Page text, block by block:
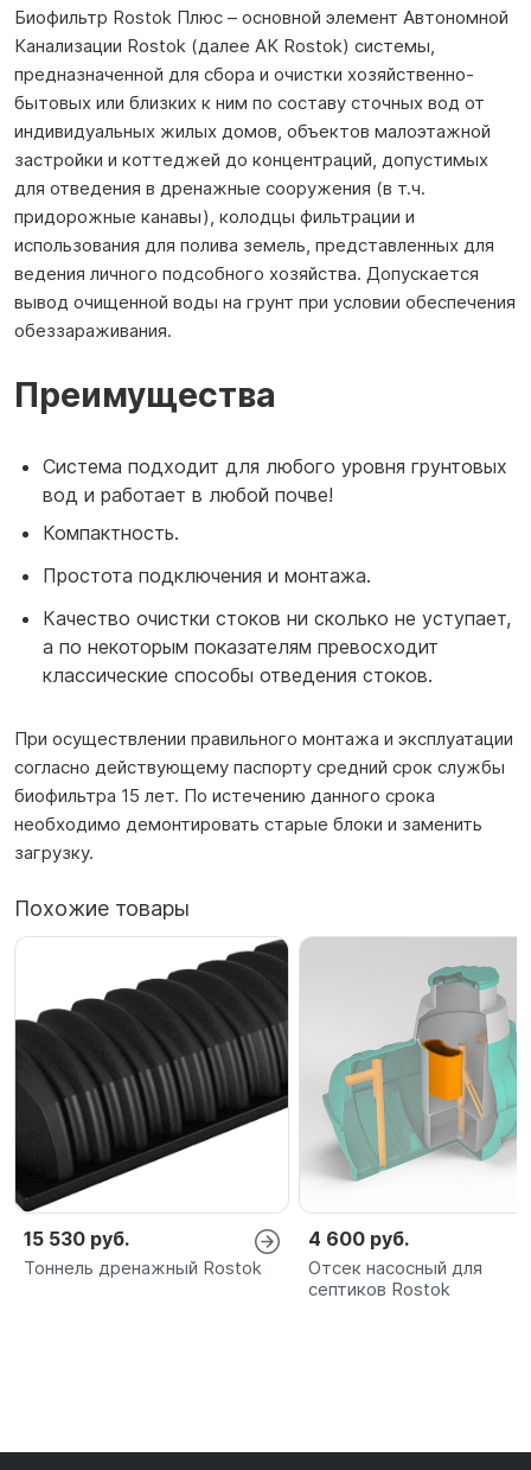
Биофильтр Rostok Плюс – основной элемент Автономной
Канализации Rostok (далее АК Rostok) системы,
предназначенной для сбора и очистки хозяйственно-
бытовых или близких к ним по составу сточных вод от
индивидуальных жилых домов, объектов малоэтажной
застройки и коттеджей до концентраций, допустимых
для отведения в дренажные сооружения (в т.ч.
придорожные канавы), колодцы фильтрации и
использования для полива земель, представленных для
ведения личного подсобного хозяйства. Допускается
вывод очищенной воды на грунт при условии обеспечения
обеззараживания.
Преимущества
Система подходит для любого уровня грунтовых
вод и работает в любой почве!
Компактность.
Простота подключения и монтажа.
Качество очистки стоков ни сколько не уступает,
а по некоторым показателям превосходит
классические способы отведения стоков.
При осуществлении правильного монтажа и эксплуатации
согласно действующему паспорту средний срок службы
биофильтра 15 лет. По истечению данного срока
необходимо демонтировать старые блоки и заменить
загрузку.
Похожие товары
15 530 руб.
Тоннель дренажный Rostok
4 600 руб.
Отсек насосный для
септиков Rostok